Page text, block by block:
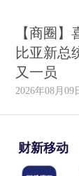
【商圈
比亚新总
又一员
2026年08月09
财新移动